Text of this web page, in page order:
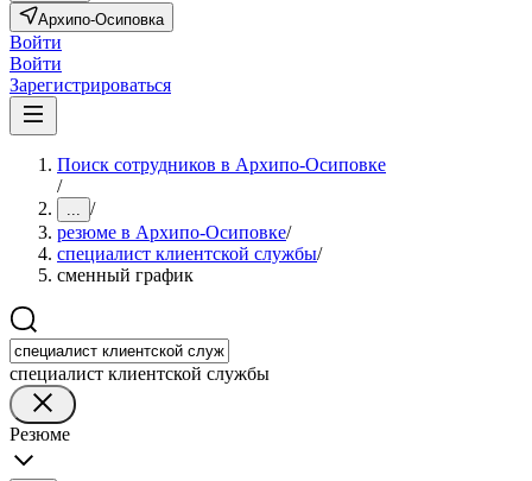
Архипо-Осиповка
Войти
Войти
Зарегистрироваться
Поиск сотрудников в Архипо-Осиповке
/
... /
резюме в Архипо-Осиповке/
специалист клиентской службы/
сменный график
специалист клиентской службы
Резюме